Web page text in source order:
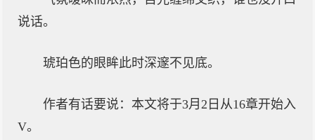
说话。
琥珀色的眼眸此时深邃不见底。
作者有话要说：本文将于3月2日从16章开始入
V。